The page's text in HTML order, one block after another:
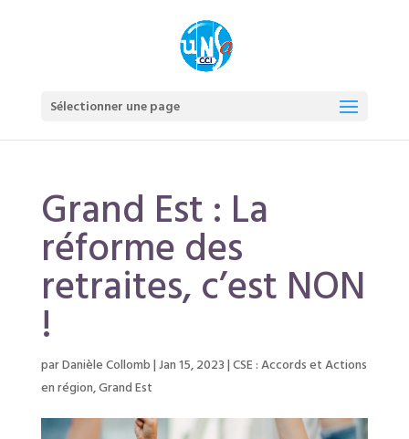
Sélectionner une page
Grand Est : La
réforme des
retraites, c’est NON
!
parDanièle Collomb|Jan 15, 2023|CSE : Accords et Actions
en région,Grand Est